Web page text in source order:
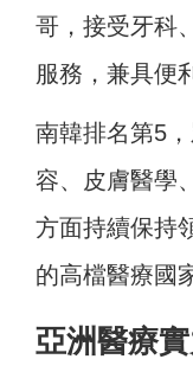
哥，接受牙科
服務，兼具便
南韓排名第5
容、皮膚醫學
方面持續保持
的高檔醫療國
亞洲醫療